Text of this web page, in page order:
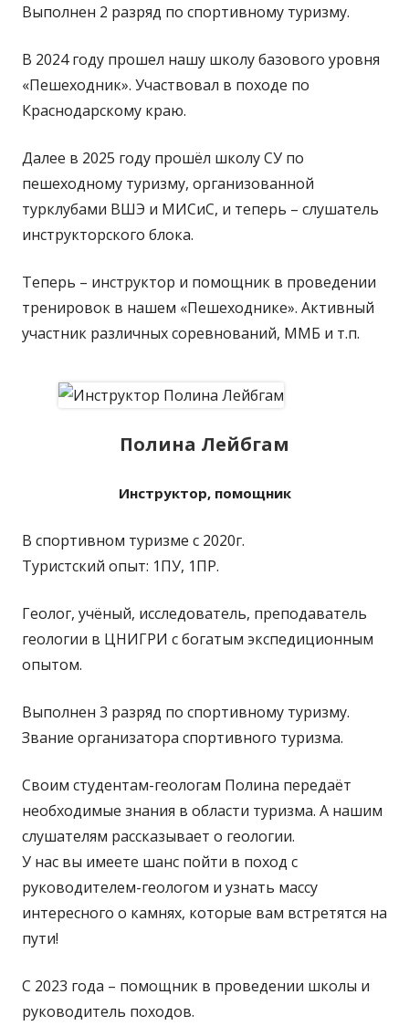
Выполнен 2 разряд по спортивному туризму.
В 2024 году прошел нашу школу базового уровня
«Пешеходник». Участвовал в походе по
Краснодарскому краю.
Далее в 2025 году прошёл школу СУ по
пешеходному туризму, организованной
турклубами ВШЭ и МИСиС, и теперь – слушатель
инструкторского блока.
Теперь – инструктор и помощник в проведении
тренировок в нашем «Пешеходнике». Активный
участник различных соревнований, ММБ и т.п.
Полина Лейбгам
Инструктор, помощник
В спортивном туризме с 2020г.
Туристский опыт: 1ПУ, 1ПР.
Геолог, учёный, исследователь, преподаватель
геологии в ЦНИГРИ с богатым экспедиционным
опытом.
Выполнен 3 разряд по спортивному туризму.
Звание организатора спортивного туризма.
Своим студентам-геологам Полина передаёт
необходимые знания в области туризма. А нашим
слушателям рассказывает о геологии.
У нас вы имеете шанс пойти в поход с
руководителем-геологом и узнать массу
интересного о камнях, которые вам встретятся на
пути!
С 2023 года – помощник в проведении школы и
руководитель походов.